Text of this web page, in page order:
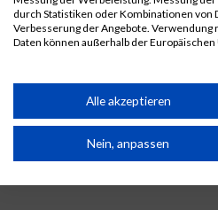
GPos = Geschlechter Position, KPos
Team Position, DNS = Did not start,
durch Statistiken oder Kombinationen
Verbesserung der Angebote.
Daten können außerhalb der
Partnerliste anzeigen (1 IAB-
Wir nutzen Ihre Daten für folgende
IAB-Verarbeitungszwecke:
Alle akzeptieren
Nein, anpassen